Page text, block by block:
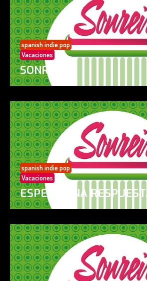
spanish indie pop
Vacaciones
SONREÍR
spanish indie pop
Vacaciones
ESPERO UNA RESPUESTA